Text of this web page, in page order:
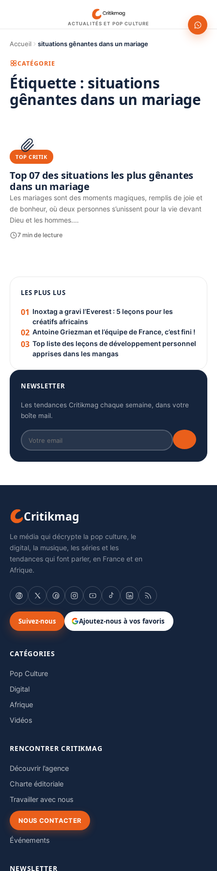
ACTUALITÉS ET POP CULTURE
Accueil situations gênantes dans un mariage
CATÉGORIE
Étiquette : situations
gênantes dans un mariage
PUBLICITÉ
TOP CRITIK
Top 07 des situations les plus gênantes
dans un mariage
Les mariages sont des moments magiques, remplis de joie et
de bonheur, où deux personnes s’unissent pour la vie devant
Dieu et les hommes.…
7 min de lecture
PUBLICITÉ
LES PLUS LUS
01 Inoxtag a gravi l’Everest : 5 leçons pour les
créatifs africains
02 Antoine Griezman et l’équipe de France, c’est fini !
03 Top liste des leçons de développement personnel
apprises dans les mangas
NEWSLETTER
Les tendances Critikmag chaque semaine, dans votre
boîte mail.
Critikmag
Le média qui décrypte la pop culture, le
digital, la musique, les séries et les
tendances qui font parler, en France et en
Afrique.
Suivez-nous Ajoutez-nous à vos favoris
CATÉGORIES
Pop Culture
Digital
Afrique
Vidéos
RENCONTRER CRITIKMAG
Découvrir l’agence
Charte éditoriale
Travailler avec nous
NOUS CONTACTER
Événements
NEWSLETTER